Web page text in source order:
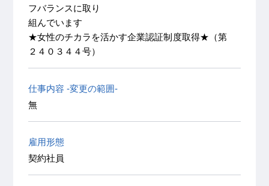
フバランスに取り
組んでいます
★女性のチカラを活かす企業認証制度取得★（第
２４０３４４号）
仕事内容 -変更の範囲-
無
雇用形態
契約社員